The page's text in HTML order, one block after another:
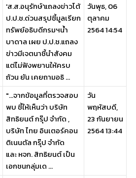
'ส.ส.อนุรักษ์'แถลงข่าวโต้
ป.ป.ช.ด่วนสรุปชี้มูลเรียก
ทรัพย์อธิบดีกรมฯน้ำ
บาดาล เผย ป.ป.ช.แถลง
ข่าวมีเจตนาชี้นำสังคม
แต่ไม่ฟังพยานให้ครบ
ถ้วน ยัน เคยถามอธิ ...
วันพุธ, 06
ตุลาคม
2564 14:54
"...จากข้อมูลที่ตรวจสอบ
พบ ชี้ให้เห็นว่า บริษัท
สิทธิยนต์ กรุ๊ป จำกัด ,
บริษัท ไทย อินเตอร์คอน
ติเนนตัล กรุ๊ป จำกัด
และ หจก. สิทธิยนต์ เป็น
เอกชนกลุ่มเด ...
วัน
พฤหัสบดี,
23 กันยายน
2564 13:44